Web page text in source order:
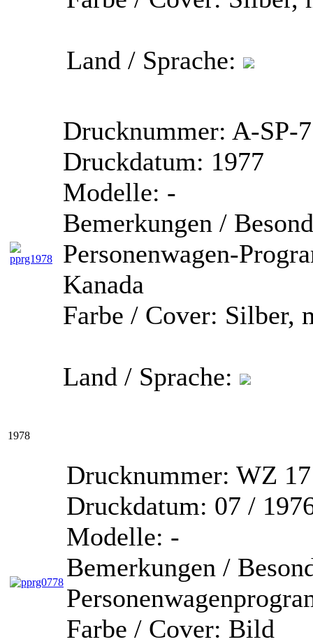
Land / Sprache:
Drucknummer: A-SP-
Druckdatum: 1977
Modelle: -
Bemerkungen /
Personenwagen-
Kanada
Farbe / Cover: Silber,
Land / Sprache:
1978
Drucknummer: WZ
Druckdatum: 07 /
Modelle: -
Bemerkungen /
Farbe / Cover: Bild